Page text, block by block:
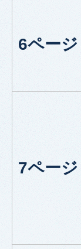
6ページ
7ページ